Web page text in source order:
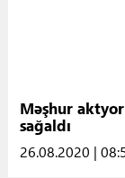
Məşhur
sağaldı
26.08.2020 |